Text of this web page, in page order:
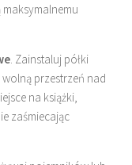
. Zainstaluj półki
przestrzeń nad
na książki,
zaśmiecając